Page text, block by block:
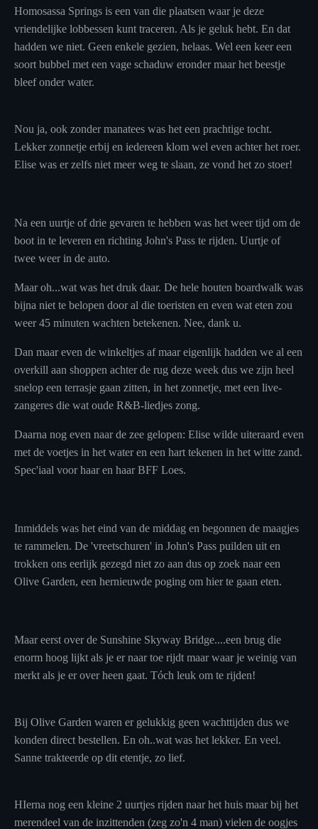
Homosassa Springs is een van die plaatsen waar je deze
vriendelijke lobbessen kunt traceren. Als je geluk hebt. En dat
hadden we niet. Geen enkele gezien, helaas. Wel een keer een
soort bubbel met een vage schaduw eronder maar het beestje
bleef onder water.
Nou ja, ook zonder manatees was het een prachtige tocht.
Lekker zonnetje erbij en iedereen klom wel even achter het roer.
Elise was er zelfs niet meer weg te slaan, ze vond het zo stoer!
Na een uurtje of drie gevaren te hebben was het weer tijd om de
boot in te leveren en richting John's Pass te rijden. Uurtje of
twee weer in de auto.
Maar oh...wat was het druk daar. De hele houten boardwalk was
bijna niet te belopen door al die toeristen en even wat eten zou
weer 45 minuten wachten betekenen. Nee, dank u.
Dan maar even de winkeltjes af maar eigenlijk hadden we al een
overkill aan shoppen achter de rug deze week dus we zijn heel
snelop een terrasje gaan zitten, in het zonnetje, met een live-
zangeres die wat oude R&B-liedjes zong.
Daarna nog even naar de zee gelopen: Elise wilde uiteraard even
met de voetjes in het water en een hart tekenen in het witte zand.
Spec'iaal voor haar en haar BFF Loes.
Inmiddels was het eind van de middag en begonnen de maagjes
te rammelen. De 'vreetschuren' in John's Pass puilden uit en
trokken ons eerlijk gezegd niet zo aan dus op zoek naar een
Olive Garden, een hernieuwde poging om hier te gaan eten.
Maar eerst over de Sunshine Skyway Bridge....een brug die
enorm hoog lijkt als je er naar toe rijdt maar waar je weinig van
merkt als je er over heen gaat. Tóch leuk om te rijden!
Bij Olive Garden waren er gelukkig geen wachttijden dus we
konden direct bestellen. En oh..wat was het lekker. En veel.
Sanne trakteerde op dit etentje, zo lief.
HIerna nog een kleine 2 uurtjes rijden naar het huis maar bij het
merendeel van de inzittenden (zeg zo'n 4 man) vielen de oogjes